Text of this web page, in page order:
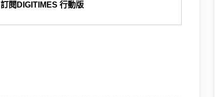
訂閱DIGITIMES 行動版